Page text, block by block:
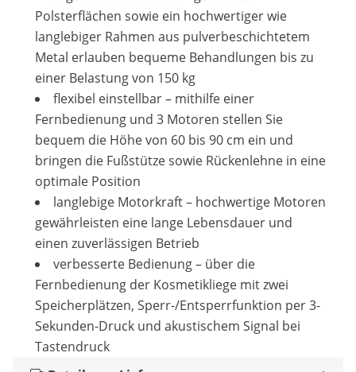
Polsterflächen sowie ein hochwertiger wie
langlebiger Rahmen aus pulverbeschichtetem
Metal erlauben bequeme Behandlungen bis zu
einer Belastung von 150 kg
flexibel einstellbar – mithilfe einer
Fernbedienung und 3 Motoren stellen Sie
bequem die Höhe von 60 bis 90 cm ein und
bringen die Fußstütze sowie Rückenlehne in eine
optimale Position
langlebige Motorkraft – hochwertige Motoren
gewährleisten eine lange Lebensdauer und
einen zuverlässigen Betrieb
verbesserte Bedienung – über die
Fernbedienung der Kosmetikliege mit zwei
Speicherplätzen, Sperr-/Entsperrfunktion per 3-
Sekunden-Druck und akustischem Signal bei
Tastendruck